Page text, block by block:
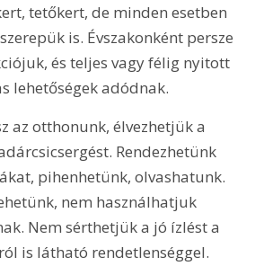
tetőkert, de minden esetben
is. Évszakonként persze
és teljes vagy félig nyitott
lehetőségek adódnak.
az otthonunk, élvezhetjük a
Rendezhetünk
pihenhetünk, olvashatunk.
nem használhatjuk
Nem sérthetjük a jó ízlést a
is látható rendetlenséggel.